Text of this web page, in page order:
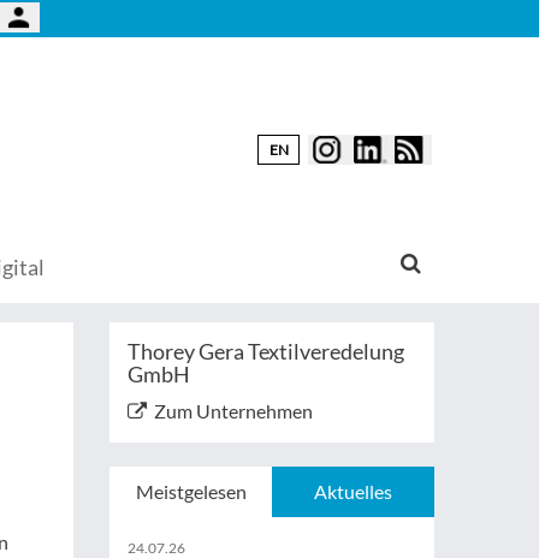
EN
Thorey Gera Textilveredelung
GmbH
Zum Unternehmen
Meistgelesen Aktuelles
24.07.26